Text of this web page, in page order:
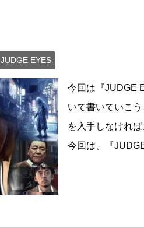
JUDGE EYES
今回は『JUDGE
いて書いていこ
を入手しなけれ
今回は、『